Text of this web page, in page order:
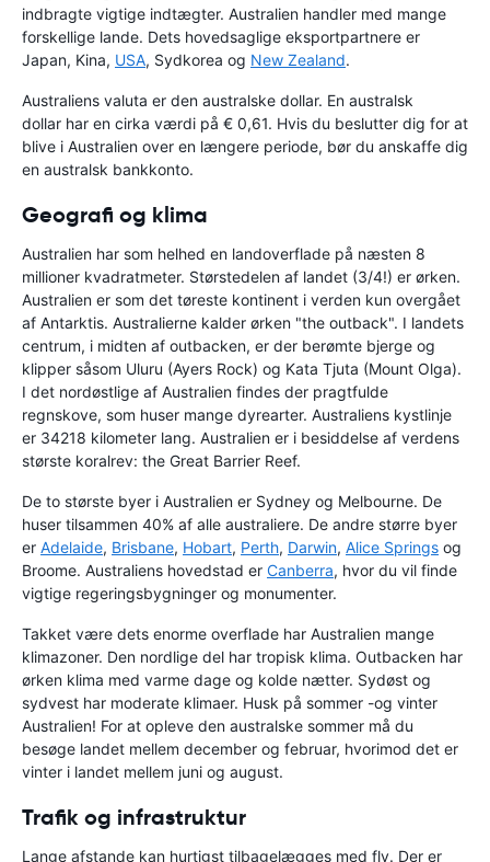
indbragte vigtige indtægter. Australien handler med mange
forskellige lande. Dets hovedsaglige eksportpartnere er
Japan, Kina, USA, Sydkorea og New Zealand.
Australiens valuta er den australske dollar. En australsk
dollar har en cirka værdi på € 0,61. Hvis du beslutter dig for at
blive i Australien over en længere periode, bør du anskaffe dig
en australsk bankkonto.
Geografi og klima
Australien har som helhed en landoverflade på næsten 8
millioner kvadratmeter. Størstedelen af landet (3/4!) er ørken.
Australien er som det tøreste kontinent i verden kun overgået
af Antarktis. Australierne kalder ørken "the outback". I landets
centrum, i midten af outbacken, er der berømte bjerge og
klipper såsom Uluru (Ayers Rock) og Kata Tjuta (Mount Olga).
I det nordøstlige af Australien findes der pragtfulde
regnskove, som huser mange dyrearter. Australiens kystlinje
er 34218 kilometer lang. Australien er i besiddelse af verdens
største koralrev: the Great Barrier Reef.
De to største byer i Australien er Sydney og Melbourne. De
huser tilsammen 40% af alle australiere. De andre større byer
er Adelaide, Brisbane, Hobart, Perth, Darwin, Alice Springs og
Broome. Australiens hovedstad er Canberra, hvor du vil finde
vigtige regeringsbygninger og monumenter.
Takket være dets enorme overflade har Australien mange
klimazoner. Den nordlige del har tropisk klima. Outbacken har
ørken klima med varme dage og kolde nætter. Sydøst og
sydvest har moderate klimaer. Husk på sommer -og vinter
Australien! For at opleve den australske sommer må du
besøge landet mellem december og februar, hvorimod det er
vinter i landet mellem juni og august.
Trafik og infrastruktur
Lange afstande kan hurtigst tilbagelægges med fly. Der er